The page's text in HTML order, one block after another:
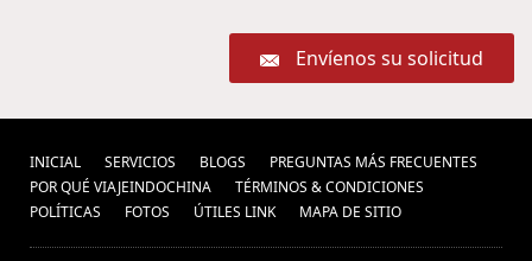
Envíenos su solicitud
INICIAL SERVICIOS BLOGS
PREGUNTAS MÁS FRECUENTES
POR QUÉ VIAJEINDOCHINA
TÉRMINOS & CONDICIONES
POLÍ­TICAS
FOTOS ÚTILES LINK MAPA DE SITIO